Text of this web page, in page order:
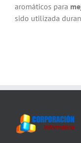
aromáticos para
sido utilizada